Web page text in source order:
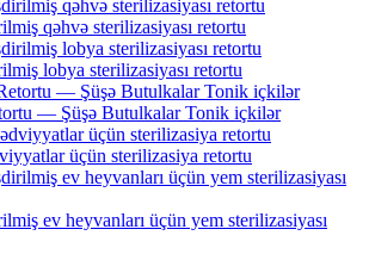
qəhvə sterilizasiyası retortu
lobya sterilizasiyası retortu
— Şüşə Butulkalar Tonik içkilər
üçün sterilizasiya retortu
ev heyvanları üçün yem sterilizasiyası